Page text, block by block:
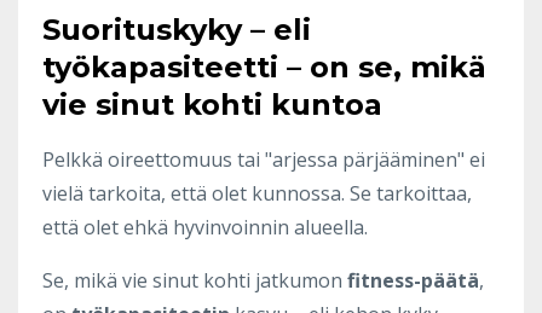
Suorituskyky – eli
työkapasiteetti – on se, mikä
vie sinut kohti kuntoa
Pelkkä oireettomuus tai "arjessa pärjääminen" ei
vielä tarkoita, että olet kunnossa. Se tarkoittaa,
että olet ehkä hyvinvoinnin alueella.
Se, mikä vie sinut kohti jatkumon fitness-päätä,